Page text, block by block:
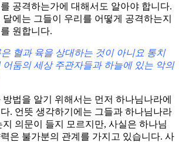
공격하는가에 대해서도 알아야 합니다.
에는 그들이 우리를 어떻게 공격하는지
원합니다.
혈과 육을 상대하는 것이 아니요 통치
둠의 세상 주관자들과 하늘에 있는 악의
법을 알기 위해서는 먼저 하나님나라에
. 언뜻 생각하기에는 그들과 하나님나라
의문이 들지 모르지만, 사실은 하나님
은 불가분의 관계를 가지고 있습니다. 사